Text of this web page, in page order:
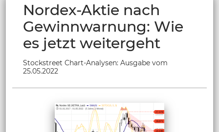
Nordex-Aktie nach
Gewinnwarnung: Wie
es jetzt weitergeht
Stockstreet Chart-Analysen: Ausgabe vom
25.05.2022